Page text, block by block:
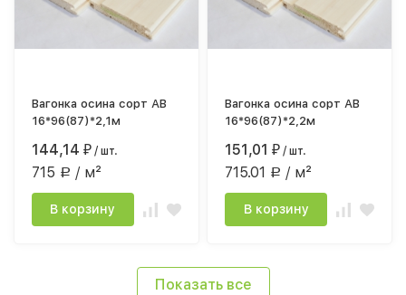
Вагонка осина сорт АВ
16*96(87)*2,1м
144,14₽ / шт.
715 Р / м²
В корзину
Вагонка осина сорт АВ
16*96(87)*2,2м
151,01₽ / шт.
715.01 Р / м²
В корзину
Показать все